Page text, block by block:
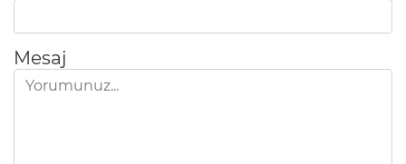
Mesaj